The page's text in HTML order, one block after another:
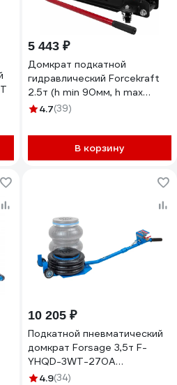
5 443 ₽
Домкрат подкатной
гидравлический Forcekraft
2.5т (h min 90мм, h max
400мм) в кейсе FK-
4.7(39)
В корзину
10 205 ₽
Подкатной пневматический
домкрат Forsage 3,5т F-
YHQD-3WT-270A
NEW/3,5/(51123)
4.9(34)